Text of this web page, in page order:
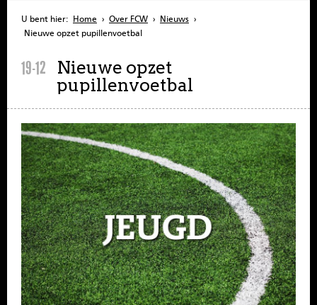
OVER FCW
INFORMATIE
SENIOREN
SPONSOREN
CONTACT
MENU
U bent hier: Home › Over FCW › Nieuws ›
Nieuwe opzet pupillenvoetbal
19-12 Nieuwe opzet
pupillenvoetbal